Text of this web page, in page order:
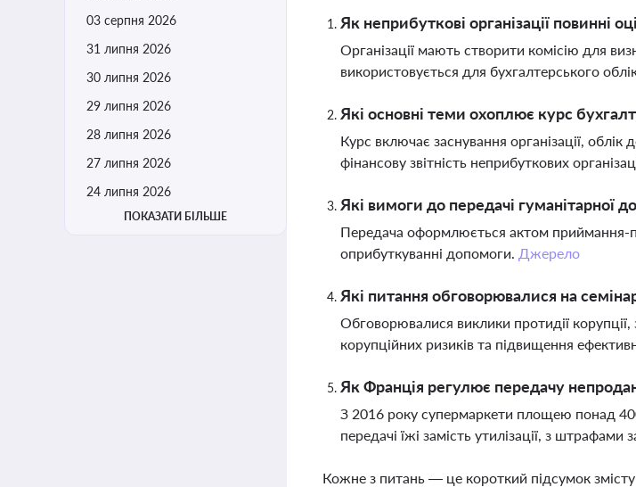
03 серпня 2026
31 липня 2026
30 липня 2026
29 липня 2026
28 липня 2026
27 липня 2026
24 липня 2026
ПОКАЗАТИ БІЛЬШЕ
Як неприбуткові організації повинні
Організації мають створити комісію для
використовується для бухгалтерського
Які основні теми охоплює курс
Курс включає заснування організації,
фінансову звітність неприбуткових
Які вимоги до передачі гуманітарної
Передача оформлюється актом приймання-
оприбуткуванні допомоги. Джерело
Які питання обговорювалися на
Обговорювалися виклики протидії
корупційних ризиків та підвищення
Як Франція регулює передачу
З 2016 року супермаркети площею понад
передачі їжі замість утилізації, з штрафами
Кожне з питань — це короткий підсумок